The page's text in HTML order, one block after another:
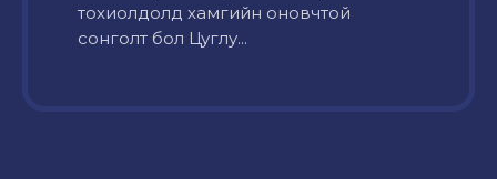
тохиолдолд хамгийн оновчтой
сонголт бол Цуглу...